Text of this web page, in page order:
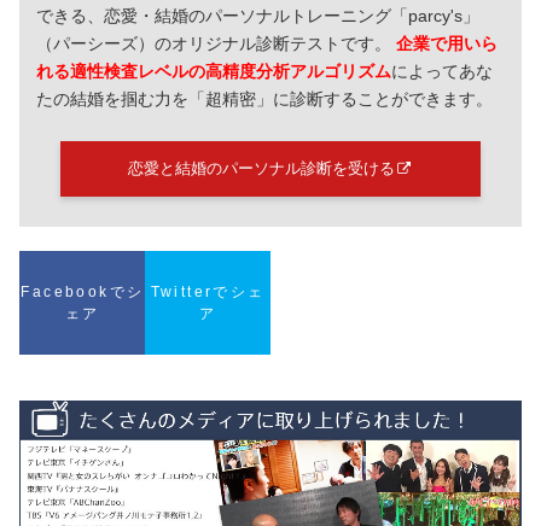
できる、恋愛・結婚のパーソナルトレーニング「parcy's」
（パーシーズ）のオリジナル診断テストです。企業で用いら
れる適性検査レベルの高精度分析アルゴリズムによってあな
たの結婚を掴む力を「超精密」に診断することができます。
恋愛と結婚のパーソナル診断を受ける
Facebookでシ
ェア
Twitterでシェ
ア